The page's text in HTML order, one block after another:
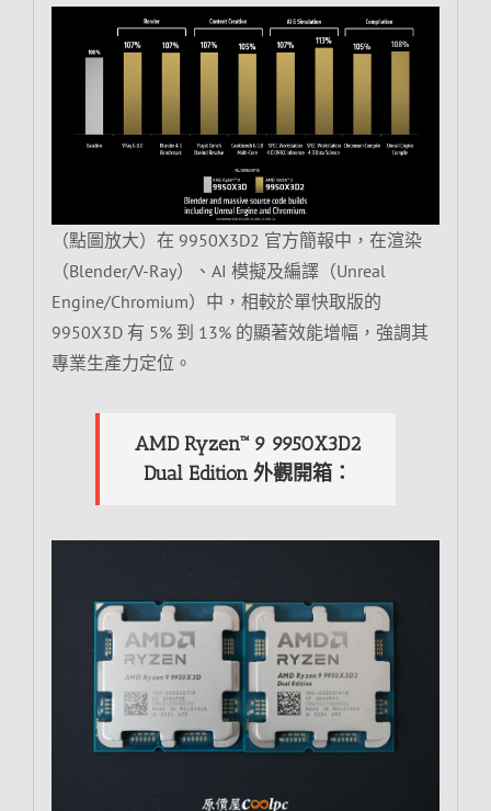
（點圖放大）在 9950X3D2 官方簡報中，在渲染
（Blender/V-Ray）、AI 模擬及編譯（Unreal
Engine/Chromium）中，相較於單快取版的
9950X3D 有 5% 到 13% 的顯著效能增幅，強調其
專業生產力定位。
AMD Ryzen™ 9 9950X3D2
Dual Edition 外觀開箱：